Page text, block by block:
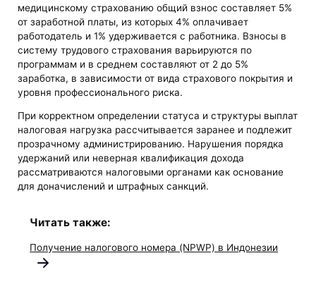
медицинскому страхованию общий взнос составляет 5%
от заработной платы, из которых 4% оплачивает
работодатель и 1% удерживается с работника. Взносы в
систему трудового страхования варьируются по
программам и в среднем составляют от 2 до 5%
заработка, в зависимости от вида страхового покрытия и
уровня профессионального риска.
При корректном определении статуса и структуры выплат
налоговая нагрузка рассчитывается заранее и подлежит
прозрачному администрированию. Нарушения порядка
удержаний или неверная квалификация дохода
рассматриваются налоговыми органами как основание
для доначислений и штрафных санкций.
Читать также:
Получение налогового номера (NPWP) в Индонезии